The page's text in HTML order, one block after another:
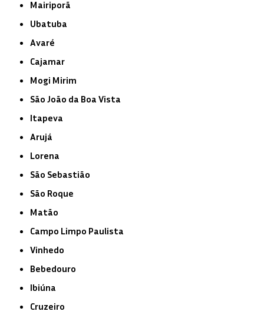
Mairiporã
Ubatuba
Avaré
Cajamar
Mogi Mirim
São João da Boa Vista
Itapeva
Arujá
Lorena
São Sebastião
São Roque
Matão
Campo Limpo Paulista
Vinhedo
Bebedouro
Ibiúna
Cruzeiro